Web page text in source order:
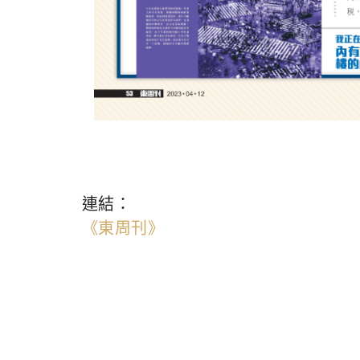
連結：
《東周刊》